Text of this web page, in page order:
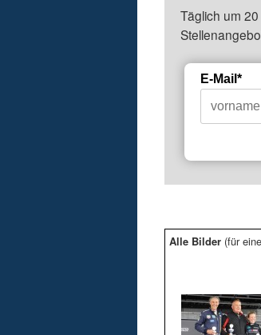
Täglich um
E-Mail*
Alle Bilder (für